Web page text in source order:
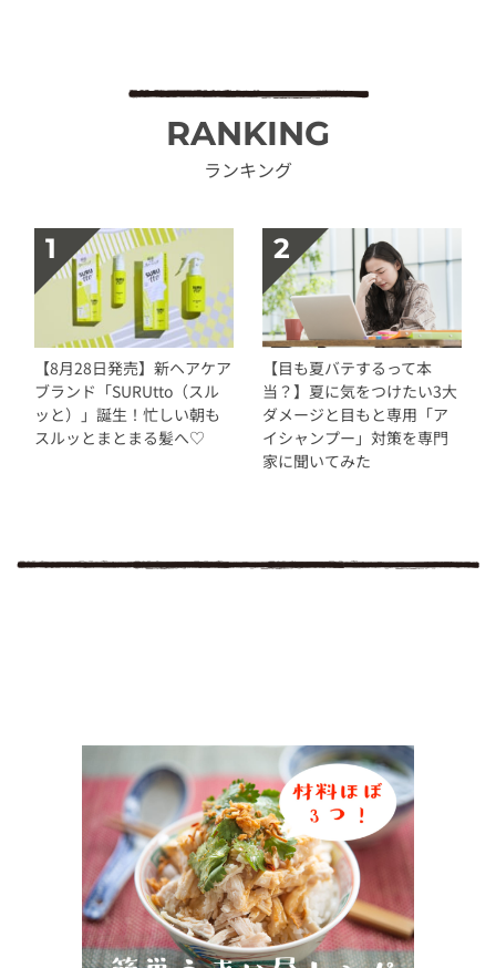
RANKING
ランキング
【8月28日発売】新ヘアケア
ブランド「SURUtto（スル
ッと）」誕生！忙しい朝も
スルッとまとまる髪へ♡
【目も夏バテするって本
当？】夏に気をつけたい3大
ダメージと目もと専用「ア
イシャンプー」対策を専門
家に聞いてみた